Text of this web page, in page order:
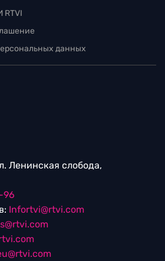
данных
Ленинская слобода,
96
Infortvi@rtvi.com